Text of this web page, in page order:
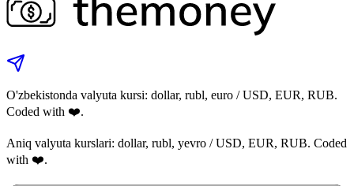
O'zbekistonda valyuta kursi: dollar, rubl, euro / USD, EUR, RUB.
Coded with ❤️.
Aniq valyuta kurslari: dollar, rubl, yevro / USD, EUR, RUB. Coded
with ❤️.